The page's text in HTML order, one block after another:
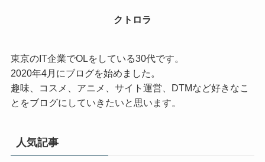
クトロラ
東京のIT企業でOLをしている30代です。
2020年4月にブログを始めました。
趣味、コスメ、アニメ、サイト運営、DTMなど好きなこ
とをブログにしていきたいと思います。
人気記事